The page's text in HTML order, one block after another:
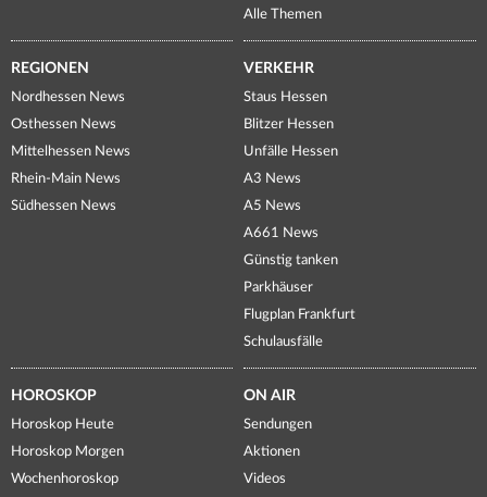
Alle Themen
REGIONEN
Nordhessen News
Osthessen News
Mittelhessen News
Rhein-Main News
Südhessen News
VERKEHR
Staus Hessen
Blitzer Hessen
Unfälle Hessen
A3 News
A5 News
A661 News
Günstig tanken
Parkhäuser
Flugplan Frankfurt
Schulausfälle
HOROSKOP
Horoskop Heute
Horoskop Morgen
Wochenhoroskop
ON AIR
Sendungen
Aktionen
Videos